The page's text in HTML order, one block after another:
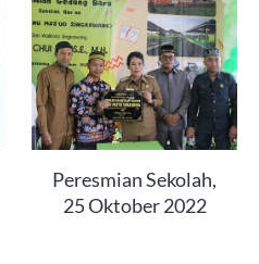
Peresmian Sekolah,
25 Oktober 2022